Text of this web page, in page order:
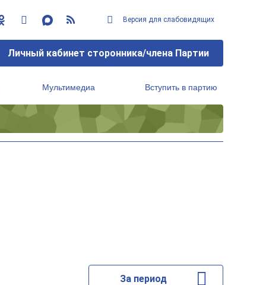
Версия для слабовидящих
Личный кабинет сторонника/члена Партии
Мультимедиа Вступить в партию
За период